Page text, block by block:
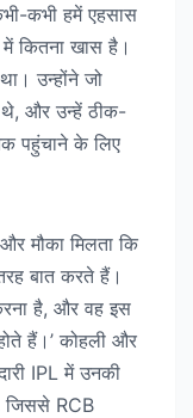
कभी हमें एहसास
कितना खास है।
उन्होंने जो
थे, और उन्हें ठीक-
पहुंचाने के लिए
मौका मिलता कि
बात करते हैं।
है, और वह इस
हैं।’ कोहली और
IPL में उनकी
जिससे RCB